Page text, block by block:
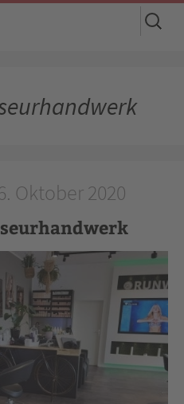
Suchen
nach:
Oktober 2020